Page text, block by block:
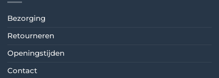
Bezorging
Retourneren
Openingstijden
Contact